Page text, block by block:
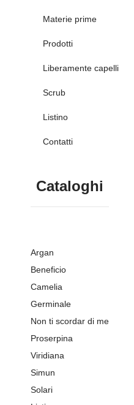
Materie prime
Prodotti
Liberamente capelli
Scrub
Listino
Contatti
Cataloghi
Argan
Beneficio
Camelia
Germinale
Non ti scordar di me
Proserpina
Viridiana
Simun
Solari